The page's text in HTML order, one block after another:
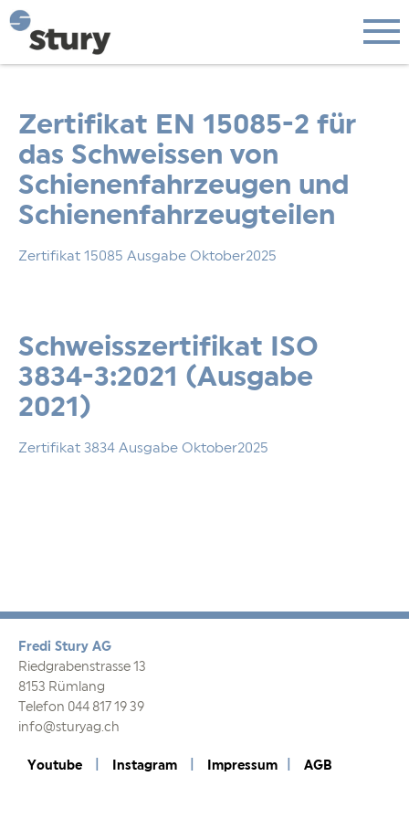
Zertifikat EN 15085-2 für
das Schweissen von
Schienenfahrzeugen und
Schienenfahrzeugteilen
Zertifikat 15085 Ausgabe Oktober2025
Schweisszertifikat ISO
3834-3:2021 (Ausgabe
2021)
Zertifikat 3834 Ausgabe Oktober2025
Fredi Stury AG
Riedgrabenstrasse 13
8153 Rümlang
Telefon 044 817 19 39
info@sturyag.ch
Youtube Instagram Impressum AGB